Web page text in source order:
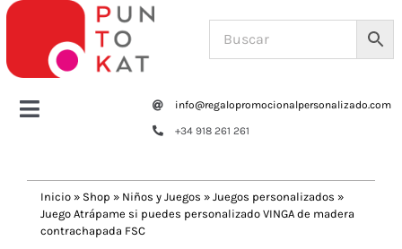
Saltar
contenido
Toggle
Tazas y botellas
info@regalopromocionalpersonalizado.com
+34 918 261 261
Inicio » Shop » Niños y Juegos » Juegos personalizados »
Juego Atrápame si puedes personalizado VINGA de madera
contrachapada FSC